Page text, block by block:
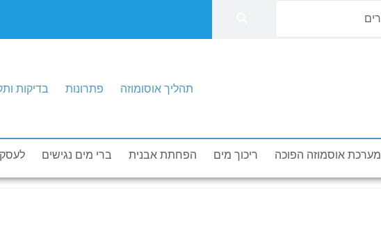
תהליך אוסומוזה פתרונות בדיקות
מערכת אוסמוזה הפוכה ריכוך מים הפחתת אבנית ברי מים נגישים מבצעים אודות בדיקות ותקנים הזמנת טכנאי תהליך אוסומוזה